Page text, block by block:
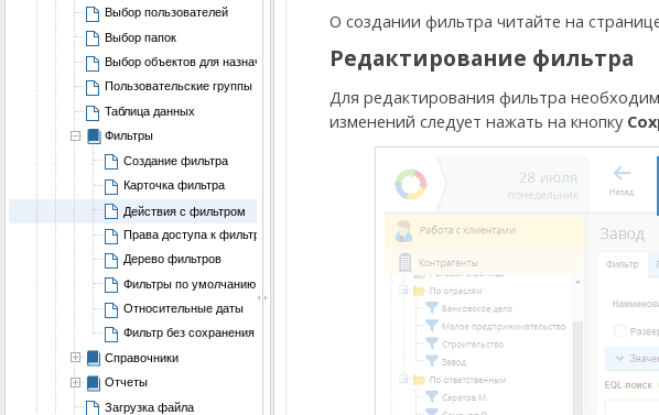
Выбор пользователей
Выбор папок
Выбор объектов для назначения прав доступа
Пользовательские группы
Таблица данных
Фильтры
Создание фильтра
Карточка фильтра
Действия с фильтром
Права доступа к фильтру
Дерево фильтров
Фильтры по умолчанию
Относительные даты
Фильтр без сохранения
Справочники
Отчеты
Загрузка файла
О создании фильтра читайте на
Редактирование фильтра
Для редактирования фильтра
изменений следует нажать на кнопку